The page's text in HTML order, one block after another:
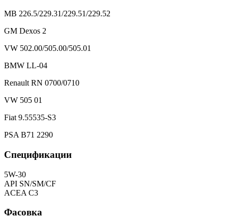
MB 226.5/229.31/229.51/229.52
GM Deхos 2
VW 502.00/505.00/505.01
BMW LL-04
Renault RN 0700/0710
VW 505 01
Fiat 9.55535-S3
PSA B71 2290
Спецификации
5W-30
API SN/SM/CF
ACEA C3
Фасовка